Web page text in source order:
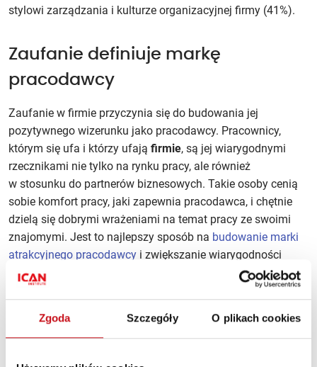
Zgoda Szczegóły O plikach cookies
stylowi zarządzania i kulturze organizacyjnej firmy (41%).
Zaufanie definiuje markę
pracodawcy
Zaufanie w firmie przyczynia się do budowania jej
pozytywnego wizerunku jako pracodawcy. Pracownicy,
którym się ufa i którzy ufają firmie, są jej wiarygodnymi
rzecznikami nie tylko na rynku pracy, ale również
w stosunku do partnerów biznesowych. Takie osoby cenią
sobie komfort pracy, jaki zapewnia pracodawca, i chętnie
dzielą się dobrymi wrażeniami na temat pracy ze swoimi
znajomymi. Jest to najlepszy sposób na budowanie marki
atrakcyjnego pracodawcy i zwiększanie wiarygodności
firmy w oczach potencjalnych kandydatów. Jest to
niezwykle istotne w dzisiejszych czasach, kiedy coraz
możemy mówić o tak zwanym rynku kandydata, czyli
o sytuacji, kiedy to kandydaci dyktują warunki zatrudnienia.